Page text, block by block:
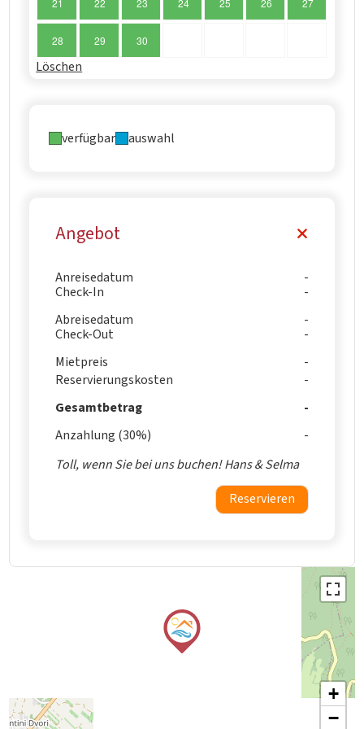
21 22 23 24 25 26 27
28 29 30
Löschen
verfügbar auswahl
Angebot
Anreisedatum
Check-In
Abreisedatum
Check-Out
Mietpreis
Reservierungskosten
Gesamtbetrag
Anzahlung (30%)
Toll, wenn Sie bei uns buchen! Hans & Selma
Reservieren
+
−